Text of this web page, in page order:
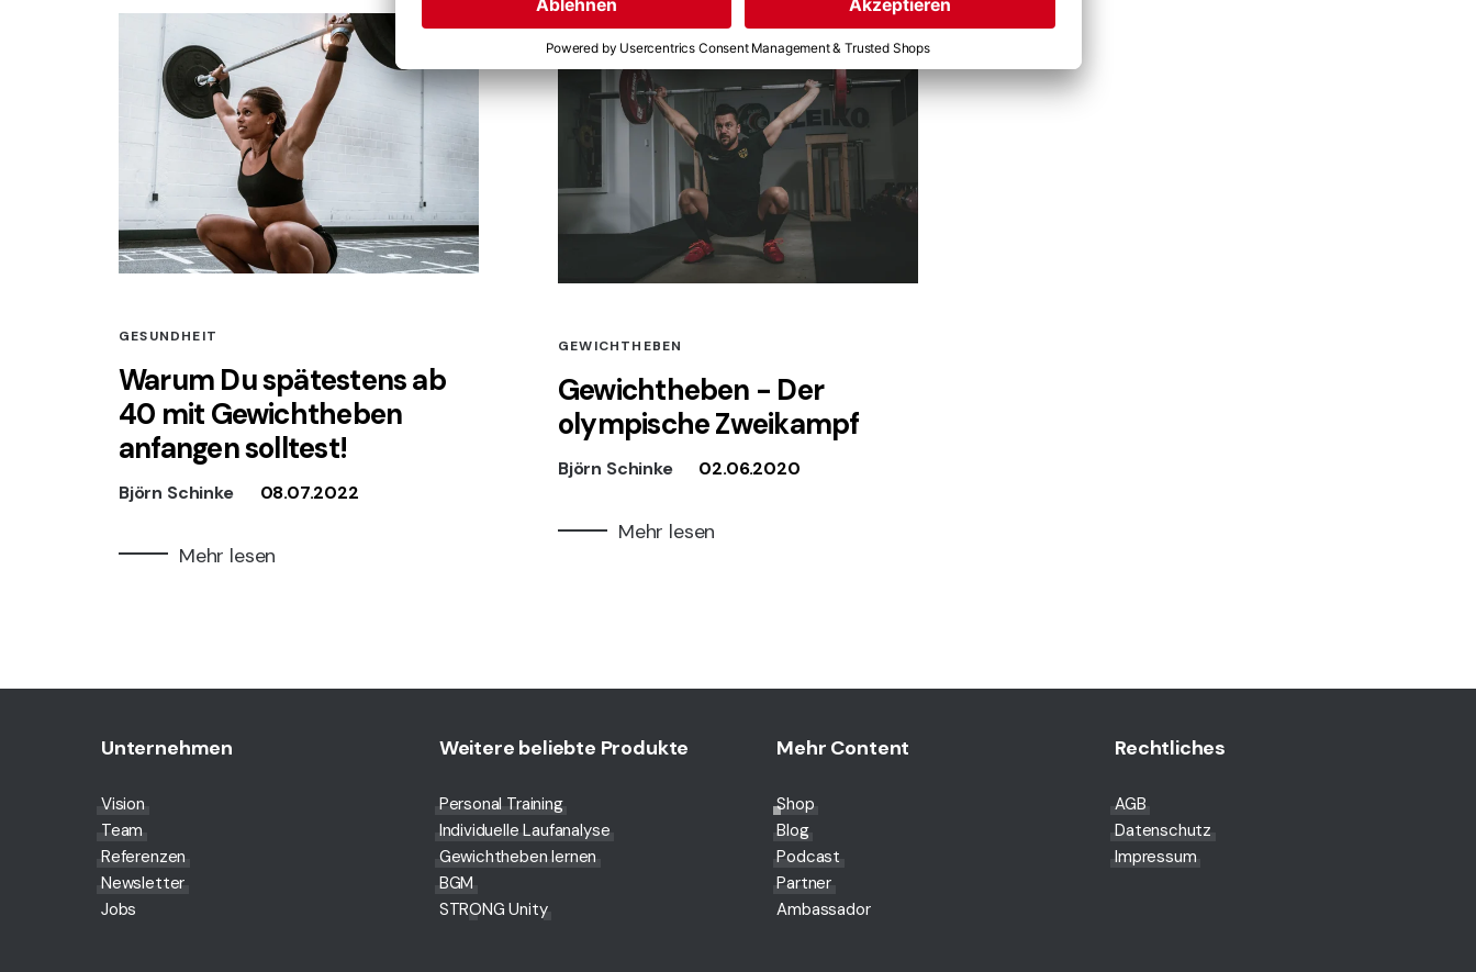
GESUNDHEIT
Warum Du spätestens ab
40 mit Gewichtheben
anfangen solltest!
Björn Schinke 08.07.2022
Mehr lesen
GEWICHTHEBEN
Gewichtheben - Der
olympische Zweikampf
Björn Schinke 02.06.2020
Mehr lesen
Unternehmen
Vision
Team
Referenzen
Newsletter
Jobs
Weitere beliebte Produkte
Personal Training
Individuelle Laufanalyse
Gewichtheben lernen
BGM
STRONG Unity
Mehr Content
Shop
Blog
Podcast
Partner
Ambassador
Rechtliches
AGB
Datenschutz
Impressum